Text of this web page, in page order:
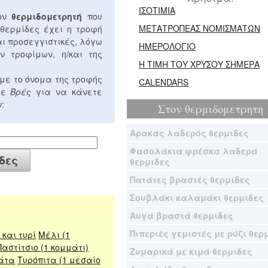
θερμιδομετρητή που
έχει η τροφή
προσεγγιστικές, λόγω
τροφίμων, η/και της
το όνομα της τροφής
Βρές για να κάνετε
τυρί Μέλι (1
(1 κομμάτι)
Τυρόπιτα (1 μεσαίο
ΙΣΟΤΙΜΙΑ
ΜΕΤΑΤΡΟΠΕΑΣ ΝΟΜΙΣΜΑΤΩΝ
ΗΜΕΡΟΛΟΓΙΟ
Η ΤΙΜΗ ΤΟΥ ΧΡΥΣΟΥ ΣΗΜΕΡΑ
CALENDARS
Στον θερμιδομετρητη
Αρακάς λαδερός θερμιδες
Φασολάκια φρέσκα λαδερά
θερμιδες
Πατάτες βραστές θερμιδες
Σουβλάκι καλαμάκι θερμιδες
Αυγά βραστά θερμιδες
Πιπεριές γεμιστές με ρύζι
Ζυμαρικά με κιμά θερμιδες